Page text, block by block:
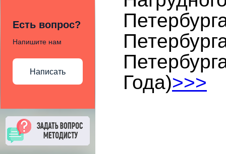
Года)>>>
Есть вопрос?
Напишите нам
Написать